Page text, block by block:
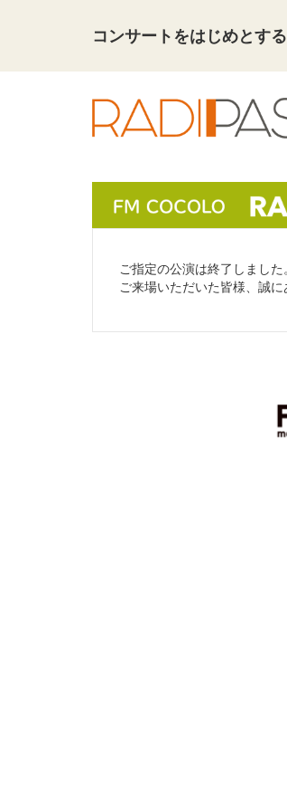
コンサートをはじめとする
ご指定の公演は終了しました
ご来場いただいた皆様、誠に